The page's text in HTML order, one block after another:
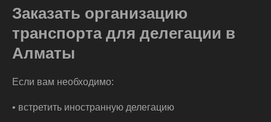
Заказать организацию
транспорта для делегации в
Алматы
Если вам необходимо:
• встретить иностранную делегацию